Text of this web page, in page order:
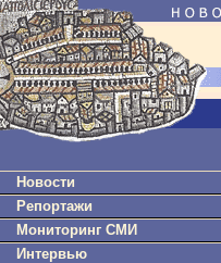
Новости
Репортажи
Мониторинг СМИ
Интервью